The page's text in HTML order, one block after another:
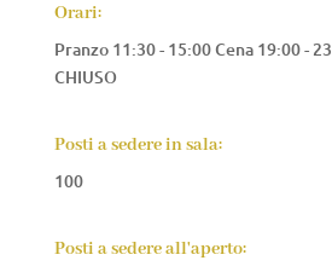
Orari:
Pranzo 11:30 - 15:00 Cena 19:00 -
CHIUSO
Posti a sedere in sala:
100
Posti a sedere all'aperto: